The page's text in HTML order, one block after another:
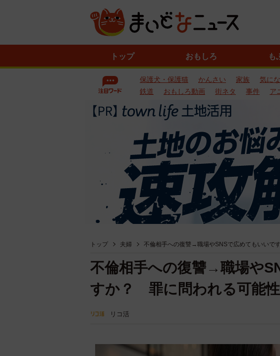
トップ おもしろ も
保護犬・保護猫 かんさい 家族 気に
鉄道
おもしろ動画 街ネタ 事件 ア
トップ 夫婦 不倫相手への復讐→職場やSNSで広めてもいい
不倫相手への復讐→職場や
すか？ 罪に問われる可能
リコ活